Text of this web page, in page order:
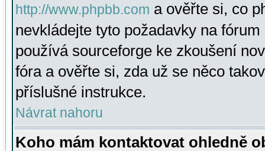
http://www.phpbb.com a ověřte si, co
nevkládejte tyto požadavky na
používá sourceforge ke zkoušení
fóra a ověřte si, zda už se něco
příslušné instrukce.
Návrat nahoru
Koho mám kontaktovat ohledně